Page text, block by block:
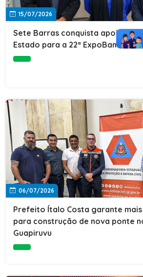
15/07/2026
Sete Barras conquista apoio do
Estado para a 22ª ExpoBanana
06/07/2026
Prefeito Ítalo Costa garante mais
para construção de nova ponte
Guapiruvu